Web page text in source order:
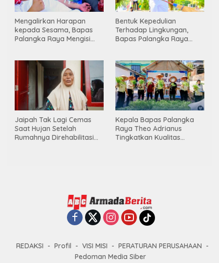
Mengalirkan Harapan
kepada Sesama, Bapas
Palangka Raya Mengisi
Bentuk Kepedulian
Terhadap Lingkungan,
Bapas Palangka Raya
ke-81
Jaipah Tak Lagi Cemas
Saat Hujan Setelah
Rumahnya Direhabilitasi
Kepala Bapas Palangka
Raya Theo Adrianus
Tingkatkan Kualitas
REDAKSI Profil VISI MISI
PERATURAN PERUSAHAAN
Pedoman Media Siber